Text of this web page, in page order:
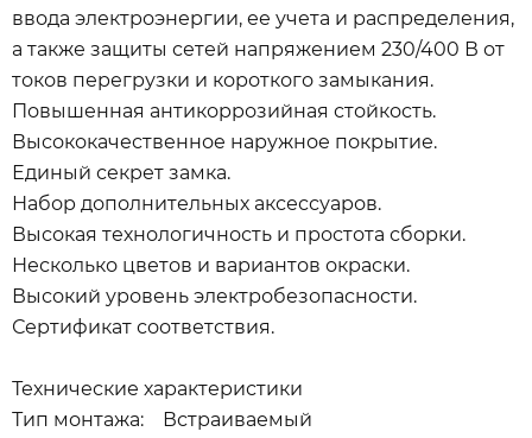
ввода электроэнергии, ее учета и распределения,
а также защиты сетей напряжением 230/400 В от
токов перегрузки и короткого замыкания.
Повышенная антикоррозийная стойкость.
Высококачественное наружное покрытие.
Единый секрет замка.
Набор дополнительных аксессуаров.
Высокая технологичность и простота сборки.
Несколько цветов и вариантов окраски.
Высокий уровень электробезопасности.
Сертификат соответствия.
Технические характеристики
Тип монтажа: Встраиваемый